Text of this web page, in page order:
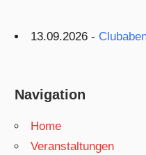
13.09.2026 -
Navigation
Home
Veranstaltungen